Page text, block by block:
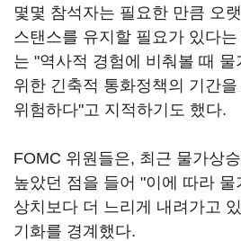
몇몇 참석자는 필요한 만큼 오
스탠스를 유지할 필요가 있다
는 "역사적 경험에 비춰볼 때 물
위한 긴축적 통화정책의 기간
위험하다"고 지적하기도 했다.
FOMC 위원들은, 최근 물가상
높았던 점을 들어 "이에 따라 물
상치보다 더 느리게 내려가고
기화를 경계했다.